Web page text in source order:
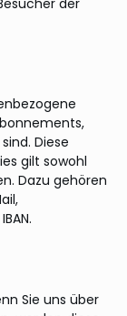
der
Diese
gilt sowohl
Dazu gehören
Sie uns über